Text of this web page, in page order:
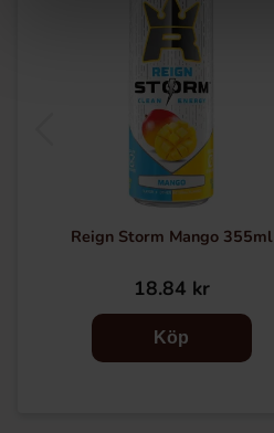
Reign Storm Mango 355ml
18.84 kr
Köp